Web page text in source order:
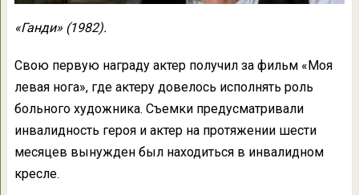
«Ганди» (1982).
Свою первую награду актер получил за фильм «Моя
левая нога», где актеру довелось исполнять роль
больного художника. Съемки предусматривали
инвалидность героя и актер на протяжении шести
месяцев вынужден был находиться в инвалидном
кресле.